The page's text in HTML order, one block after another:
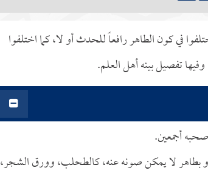
في كون الطاهر رافعاً للحدث أو لا، كما اختلفوا
تفصيل بينه أهل العلم.
أجمعين.
بطاهر لا يمكن صونه عنه، كالطحلب، وورق الشجر،